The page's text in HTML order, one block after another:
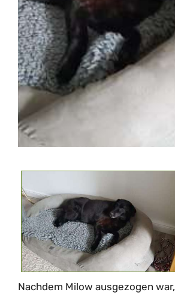
Nachdem Milow ausgezogen war,